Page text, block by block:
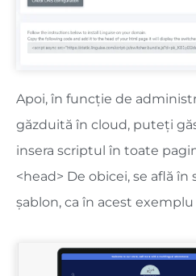
Apoi, în funcție de
găzduită în cloud, puteți
insera scriptul în toate
<head> De obicei, se află
șablon, ca în acest